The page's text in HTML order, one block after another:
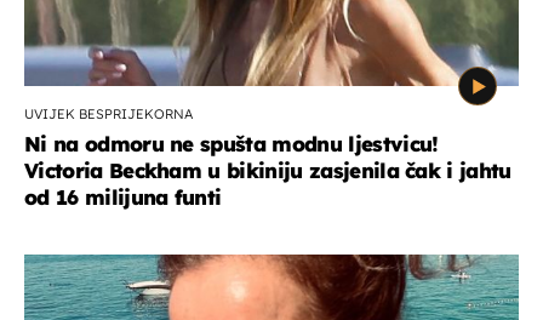
UVIJEK BESPRIJEKORNA
Ni na odmoru ne spušta modnu ljestvicu!
Victoria Beckham u bikiniju zasjenila čak i jahtu
od 16 milijuna funti